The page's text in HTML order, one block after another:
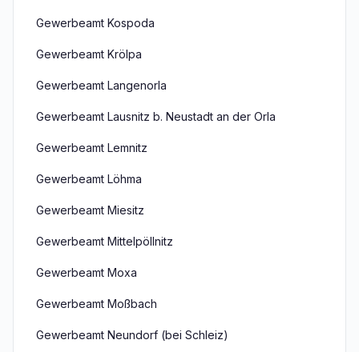
Gewerbeamt Kospoda
Gewerbeamt Krölpa
Gewerbeamt Langenorla
Gewerbeamt Lausnitz b. Neustadt an der Orla
Gewerbeamt Lemnitz
Gewerbeamt Löhma
Gewerbeamt Miesitz
Gewerbeamt Mittelpöllnitz
Gewerbeamt Moxa
Gewerbeamt Moßbach
Gewerbeamt Neundorf (bei Schleiz)